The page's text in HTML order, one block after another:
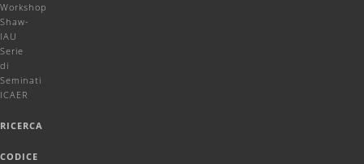
Workshop
Shaw-
IAU
Serie
di
Seminati
ICAER
RICERCA
CODICE